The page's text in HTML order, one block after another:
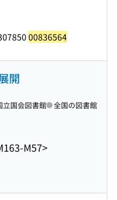
00836564
開
M57>
立国会図書館 全国の図書館